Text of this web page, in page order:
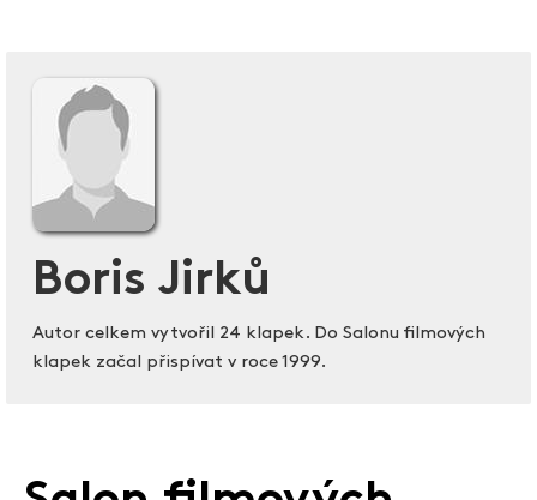
Boris Jirků
Autor celkem vytvořil 24 klapek. Do Salonu filmových
klapek začal přispívat v roce 1999.